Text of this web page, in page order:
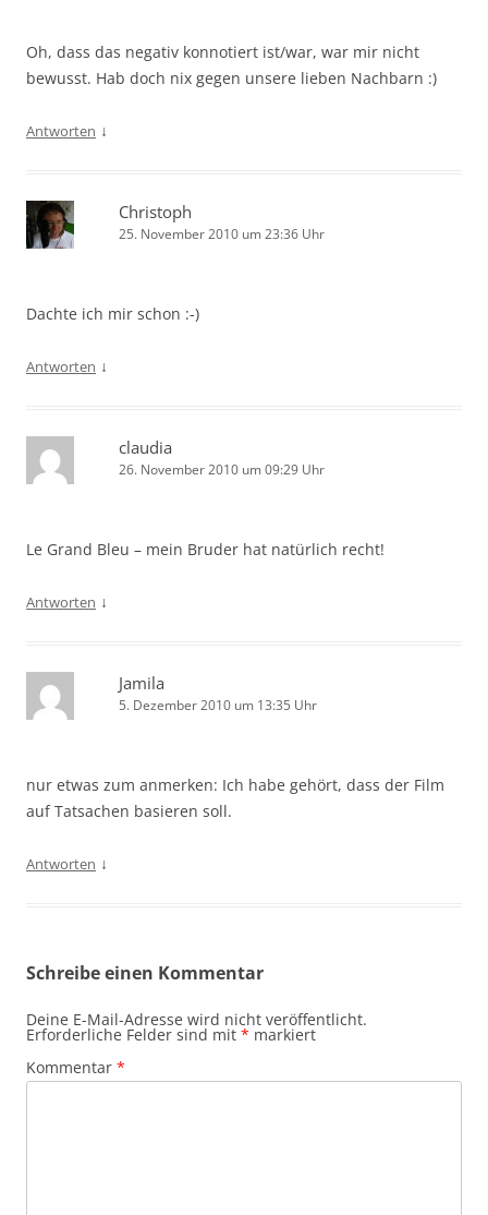
Oh, dass das negativ konnotiert ist/war, war mir nicht
bewusst. Hab doch nix gegen unsere lieben Nachbarn :)
Antworten ↓
Christoph
25. November 2010 um 23:36 Uhr
Dachte ich mir schon :-)
Antworten ↓
claudia
26. November 2010 um 09:29 Uhr
Le Grand Bleu – mein Bruder hat natürlich recht!
Antworten ↓
Jamila
5. Dezember 2010 um 13:35 Uhr
nur etwas zum anmerken: Ich habe gehört, dass der Film
auf Tatsachen basieren soll.
Antworten ↓
Schreibe einen Kommentar
Deine E-Mail-Adresse wird nicht veröffentlicht.
Erforderliche Felder sind mit * markiert
Kommentar *